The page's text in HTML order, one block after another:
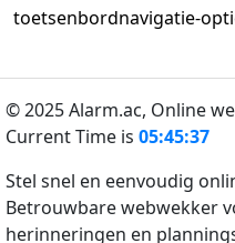
toetsenbordnavigatie-
© 2025 Alarm.ac, Online
Current Time is 05:45:37
Stel snel en eenvoudig
Betrouwbare webwekker
herinneringen en